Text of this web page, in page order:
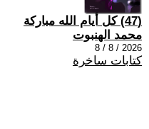
(47) كل أيام الله مباركة
محمد الهنبوت
2026 / 8 / 8
كتابات ساخرة